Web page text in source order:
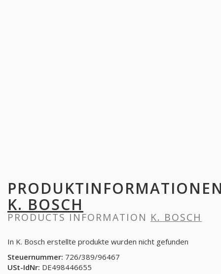
K. BOSCH
PRODUCTS INFORMATION K. BOSCH
In K. Bosch erstellte produkte wurden nicht gefunden
Steuernummer: 726/389/96467
USt-IdNr: DE498446655